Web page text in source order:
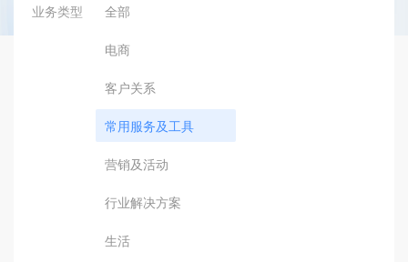
业务类型
全部
电商
客户关系
常用服务及工具
营销及活动
行业解决方案
生活